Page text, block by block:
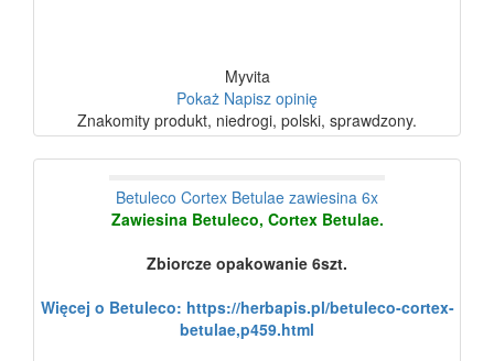
Myvita
Pokaż Napisz opinię
Znakomity produkt, niedrogi, polski, sprawdzony.
Betuleco Cortex Betulae zawiesina 6x
Zawiesina Betuleco, Cortex Betulae.
Zbiorcze opakowanie 6szt.
Więcej o Betuleco: https://herbapis.pl/betuleco-cortex-
betulae,p459.html